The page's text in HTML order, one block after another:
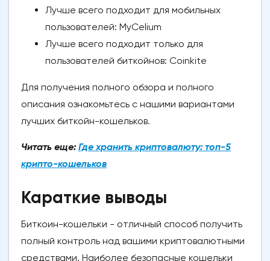
Лучше всего подходит для мобильных
пользователей: MyCelium
Лучше всего подходит только для
пользователей биткойнов: Coinkite
Для получения полного обзора и полного
описания ознакомьтесь с нашими вариантами
лучших биткойн-кошельков.
Читать еще: Где хранить криптовалюту: топ-5
крипто-кошельков
Караткие выводы
Биткоин-кошельки - отличный способ получить
полный контроль над вашими криптовалютными
средствами. Наиболее безопасные кошельки